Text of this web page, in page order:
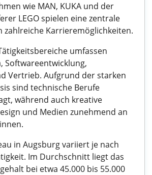
wie MAN, KUKA und der
LEGO spielen eine zentrale
zahlreiche Karrieremöglichkeiten.
umfassen
Softwareentwicklung,
Vertrieb. Aufgrund der starken
sind technische Berufe
während auch kreative
und Medien zunehmend an
in Augsburg variiert je nach
Im Durchschnitt liegt das
bei etwa 45.000 bis 55.000